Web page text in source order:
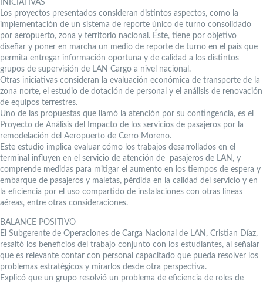
INICIATIVAS
Los proyectos presentados consideran distintos aspectos, como la
implementación de un sistema de reporte único de turno consolidado
por aeropuerto, zona y territorio nacional. Éste, tiene por objetivo
diseñar y poner en marcha un medio de reporte de turno en el país que
permita entregar información oportuna y de calidad a los distintos
grupos de supervisión de LAN Cargo a nivel nacional.
Otras iniciativas consideran la evaluación económica de transporte de la
zona norte, el estudio de dotación de personal y el análisis de renovación
de equipos terrestres.
Uno de las propuestas que llamó la atención por su contingencia, es el
Proyecto de Análisis del Impacto de los servicios de pasajeros por la
remodelación del Aeropuerto de Cerro Moreno.
Este estudio implica evaluar cómo los trabajos desarrollados en el
terminal influyen en el servicio de atención de pasajeros de LAN, y
comprende medidas para mitigar el aumento en los tiempos de espera y
embarque de pasajeros y maletas, pérdida en la calidad del servicio y en
la eficiencia por el uso compartido de instalaciones con otras líneas
aéreas, entre otras consideraciones.
BALANCE POSITIVO
El Subgerente de Operaciones de Carga Nacional de LAN, Cristian Díaz,
resaltó los beneficios del trabajo conjunto con los estudiantes, al señalar
que es relevante contar con personal capacitado que pueda resolver los
problemas estratégicos y mirarlos desde otra perspectiva.
Explicó que un grupo resolvió un problema de eficiencia de roles de